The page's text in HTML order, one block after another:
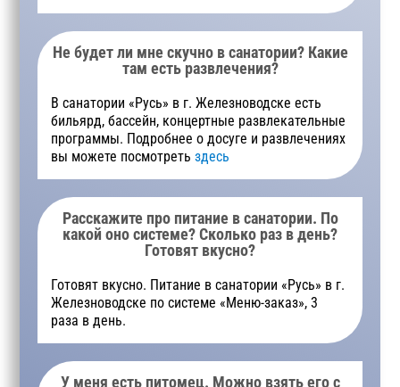
Не будет ли мне скучно в санатории? Какие
там есть развлечения?
В санатории «Русь» в г. Железноводске есть
бильярд, бассейн, концертные развлекательные
программы. Подробнее о досуге и развлечениях
вы можете посмотретьздесь
Расскажите про питание в санатории. По
какой оно системе? Сколько раз в день?
Готовят вкусно?
Готовят вкусно. Питание в санатории «Русь» в г.
Железноводске по системе «Меню-заказ», 3
раза в день.
У меня есть питомец. Можно взять его с